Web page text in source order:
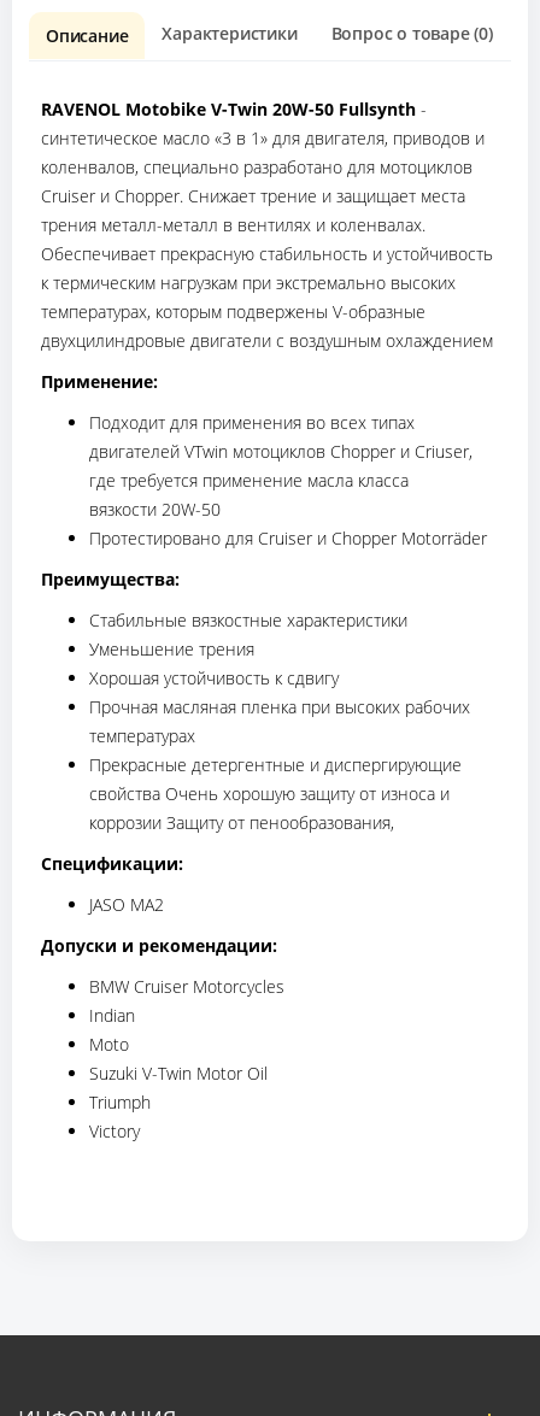
Описание Характеристики Вопрос о товаре (0)
RAVENOL Motobike V-Twin 20W-50 Fullsynth -
синтетическое масло «3 в 1» для двигателя, приводов и
коленвалов, специально разработано для мотоциклов
Cruiser и Chopper. Cнижает трение и защищает места
трения металл-металл в вентилях и коленвалах.
Обеспечивает прекрасную стабильность и устойчивость
к термическим нагрузкам при экстремально высоких
температурах, которым подвержены V-образные
двухцилиндровые двигатели с воздушным охлаждением
Применение:
Подходит для применения во всех типах
двигателей VTwin мотоциклов Chopper и Criuser,
где требуется применение масла класса
вязкости 20W-50
Протестировано для Cruiser и Chopper Motorräder
Преимущества:
Стабильные вязкостные характеристики
Уменьшение трения
Хорошая устойчивость к сдвигу
Прочная масляная пленка при высоких рабочих
температурах
Прекрасные детергентные и диспергирующие
свойства Очень хорошую защиту от износа и
коррозии Защиту от пенообразования,
Спецификации:
JASO MA2
Допуски и рекомендации:
BMW Cruiser Motorcycles
Indian
Moto
Suzuki V-Twin Motor Oil
Triumph
Victory